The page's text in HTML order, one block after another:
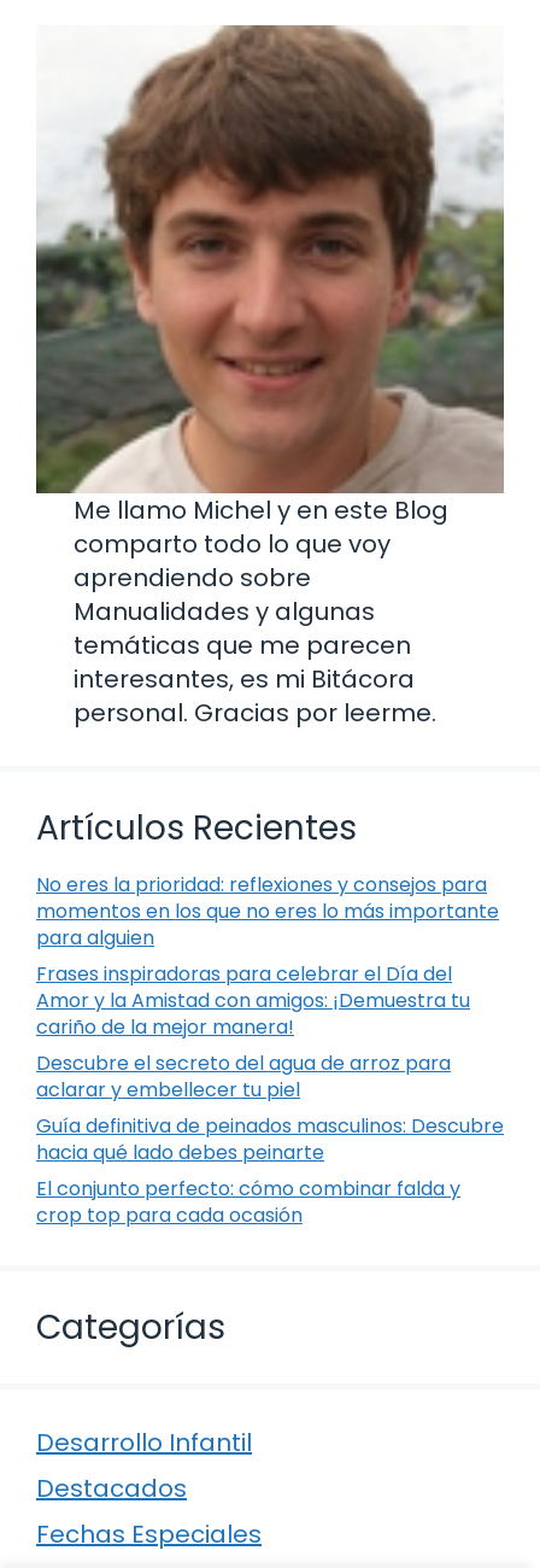
Me llamo Michel y en este Blog
comparto todo lo que voy
aprendiendo sobre
Manualidades y algunas
temáticas que me parecen
interesantes, es mi Bitácora
personal. Gracias por leerme.
Artículos Recientes
No eres la prioridad: reflexiones y consejos para
momentos en los que no eres lo más importante
para alguien
Frases inspiradoras para celebrar el Día del
Amor y la Amistad con amigos: ¡Demuestra tu
cariño de la mejor manera!
Descubre el secreto del agua de arroz para
aclarar y embellecer tu piel
Guía definitiva de peinados masculinos: Descubre
hacia qué lado debes peinarte
El conjunto perfecto: cómo combinar falda y
crop top para cada ocasión
Categorías
Desarrollo Infantil
Destacados
Fechas Especiales